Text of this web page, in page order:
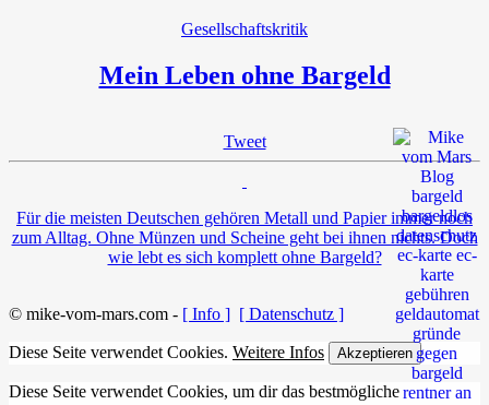
Gesellschaftskritik
Mein Leben ohne Bargeld
Tweet
Für die meisten Deutschen gehören Metall und Papier immer noch
zum Alltag. Ohne Münzen und Scheine geht bei ihnen nichts. Doch
wie lebt es sich komplett ohne Bargeld?
© mike-vom-mars.com - [ Info ] [ Datenschutz ]
Diese Seite verwendet Cookies. Weitere Infos Akzeptieren
Diese Seite verwendet Cookies, um dir das bestmögliche